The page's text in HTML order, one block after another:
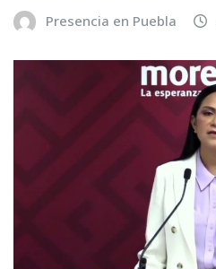
Presencia en Puebla